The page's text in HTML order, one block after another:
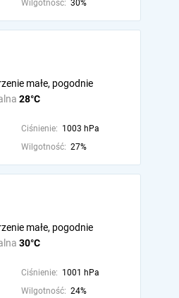
Wilgotność: 30%
28°C
małe, pogodnie
Ciśnienie: 1003 hPa
Wilgotność: 27%
30°C
małe, pogodnie
Ciśnienie: 1001 hPa
Wilgotność: 24%